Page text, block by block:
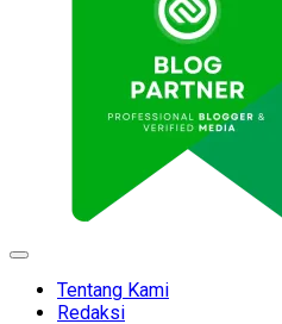
Expand
Tentang Kami
Redaksi